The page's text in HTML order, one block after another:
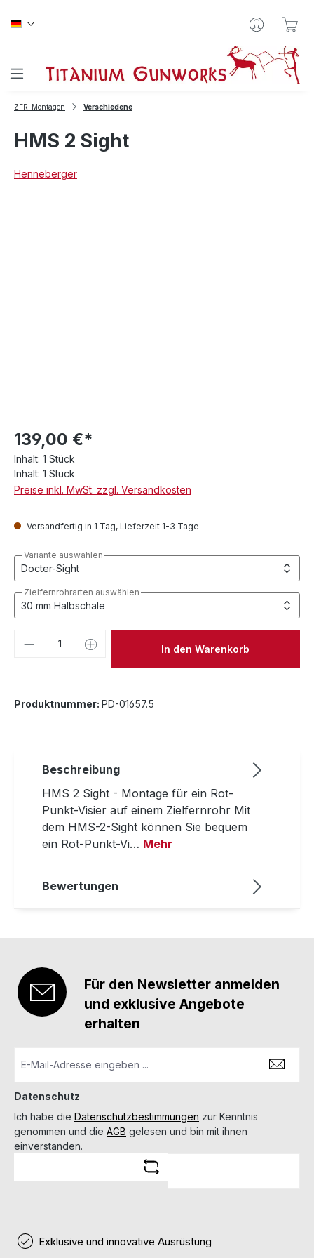
ZFR-Montagen Verschiedene
HMS 2 Sight
Henneberger
139,00 €*
Inhalt: 1 Stück
Inhalt: 1 Stück
Preise inkl. MwSt. zzgl. Versandkosten
Versandfertig in 1 Tag, Lieferzeit 1-3 Tage
Variante auswählen
Zielfernrohrarten auswählen
Produkt Anzahl: Gib denIn den Warenkorb
Produktnummer: PD-01657.5
Beschreibung
HMS 2 Sight - Montage für ein Rot-
Punkt-Visier auf einem Zielfernrohr Mit
dem HMS-2-Sight können Sie bequem
ein Rot-Punkt-Vi… Mehr
Bewertungen
Für den Newsletter anmelden
und exklusive Angebote
erhalten
Datenschutz
Ich habe die Datenschutzbestimmungen zur Kenntnis
genommen und die AGB gelesen und bin mit ihnen
einverstanden.
Exklusive und innovative Ausrüstung